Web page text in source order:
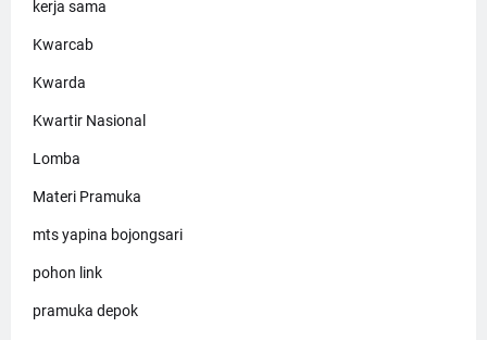
kerja sama
Kwarcab
Kwarda
Kwartir Nasional
Lomba
Materi Pramuka
mts yapina bojongsari
pohon link
pramuka depok